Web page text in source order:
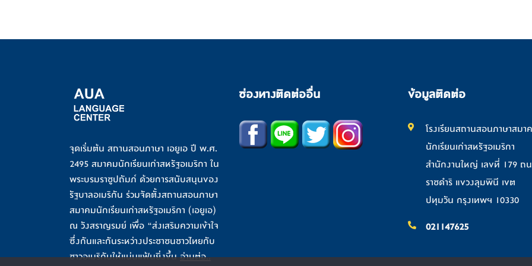
จุดเริ่มต้น สถานสอนภาษา เอยูเอ ปี พ.ศ.
2495 สมาคมนักเรียนเก่าสหรัฐอเมริกา ใน
พระบรมราชูปถัมภ์ ด้วยการสนับสนุนของ
รัฐบาลอเมริกัน ร่วมจัดตั้งสถานสอนภาษา
สมาคมนักเรียนเก่าสหรัฐอเมริกา (เอยูเอ)
ณ วังสราญรมย์ เพื่อ “ส่งเสริมความเข้าใจ
ซึ่งกันและกันระหว่างประชาชนชาวไทยกับ
ชาวอเมริกันให้แน่นแฟ้นยิ่งขึ้นอ่านต่อ..
ช่องทางติดต่ออื่น ข้อมูลติดต่อ
โรงเรียนสถานสอนภาษาสมา
นักเรียนเก่าสหรัฐอเมริกา
สำนักงานใหญ่ เลขที่ 179 ถ
ราชดำริ แขวงลุมพินี เขต
ปทุมวัน กรุงเทพฯ 10330
021147625